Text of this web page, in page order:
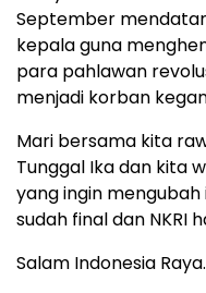
September
kepala guna
para pahlawan
menjadi korban
Mari bersama kita
Tunggal Ika dan kita
yang ingin mengubah
sudah final dan NKRI
Salam Indonesia